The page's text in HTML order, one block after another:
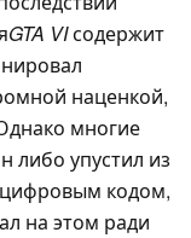
GTA VIсодержит
наценкой,
многие
либо упустил из
цифровым кодом,
на этом ради